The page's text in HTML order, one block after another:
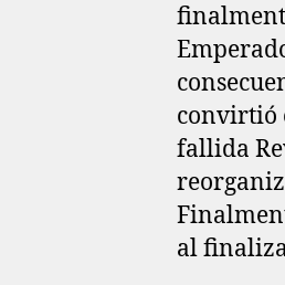
convirtió
fallida
al